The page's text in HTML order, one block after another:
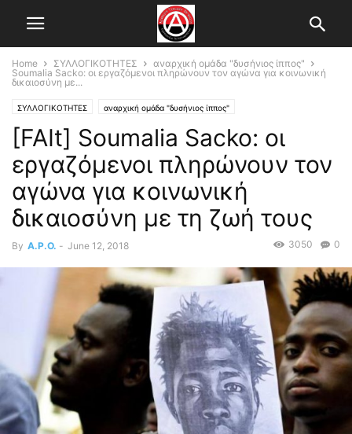
Home ΣΥΛΛΟΓΙΚΟΤΗΤΕΣ
αναρχική ομάδα "δυσήνιος ίππος"
Soumalia Sacko: οι εργαζόμενοι πληρώνουν τον αγώνα για κοινωνική
δικαιοσύνη με...
ΣΥΛΛΟΓΙΚΟΤΗΤΕΣ αναρχική ομάδα "δυσήνιος ίππος"
[FAIt] Soumalia Sacko: οι
εργαζόμενοι πληρώνουν τον
αγώνα για κοινωνική
δικαιοσύνη με τη ζωή τους
By A.P.O. - June 12, 2018 0
3050